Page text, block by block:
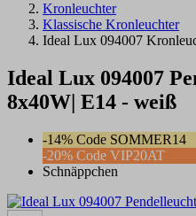
Kronleuchter
Klassische Kronleuchter
Ideal Lux 094007
Ideal Lux 094007
8x40W| E14 - weiß
-14% Code SOMMER14
-20% Code VIP20AT
Schnäppchen